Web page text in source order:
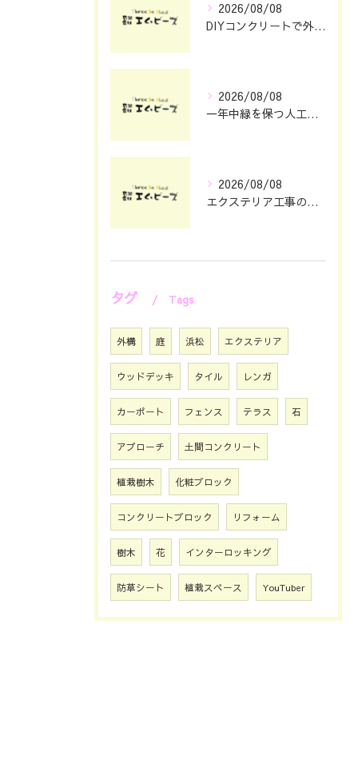
2026/08/08
DIYコンクリートで外構をおしゃれに仕上げる具体的なポイント集
2026/08/08
一年中緑を保つ人工芝の魅力と選び方
2026/08/08
エクステリア工事の理想を静岡県浜松市で叶える費用とデザインのポイント
タグ Tags
外構 庭 浜松 エクステリア
ウッドデッキ タイル レンガ
カーポート フェンス テラス 石
アプローチ 土間コンクリート
植栽樹木 化粧ブロック
コンクリートブロック リフォーム
樹木 花 インターロッキング
防草シート 植栽スペース YouTuber